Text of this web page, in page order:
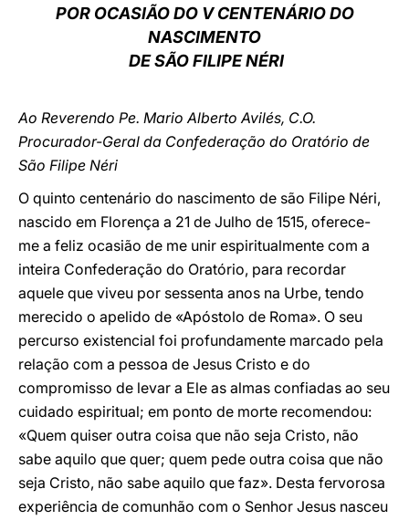
LATINE
POR OCASIÃO DO V CENTENÁRIO DO
NASCIMENTO
DE SÃO FILIPE NÉRI
Ao Reverendo Pe. Mario Alberto Avilés, C.O.
Procurador-Geral da Confederação do Oratório de
São Filipe Néri
O quinto centenário do nascimento de são Filipe Néri,
nascido em Florença a 21 de Julho de 1515, oferece-
me a feliz ocasião de me unir espiritualmente com a
inteira Confederação do Oratório, para recordar
aquele que viveu por sessenta anos na Urbe, tendo
merecido o apelido de «Apóstolo de Roma». O seu
percurso existencial foi profundamente marcado pela
relação com a pessoa de Jesus Cristo e do
compromisso de levar a Ele as almas confiadas ao seu
cuidado espiritual; em ponto de morte recomendou:
«Quem quiser outra coisa que não seja Cristo, não
sabe aquilo que quer; quem pede outra coisa que não
seja Cristo, não sabe aquilo que faz». Desta fervorosa
experiência de comunhão com o Senhor Jesus nasceu